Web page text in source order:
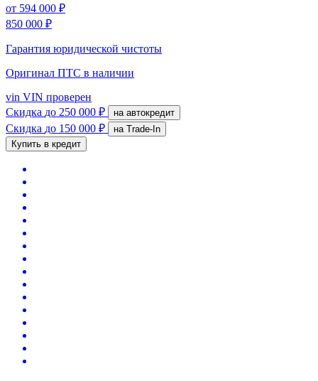
от 594 000 ₽
850 000 ₽
Гарантия юридической чистоты
Оригинал ПТС в наличии
vin VIN проверен
Скидка до 250 000 ₽ на автокредит
Скидка до 150 000 ₽
на Trade-In
Купить в кредит